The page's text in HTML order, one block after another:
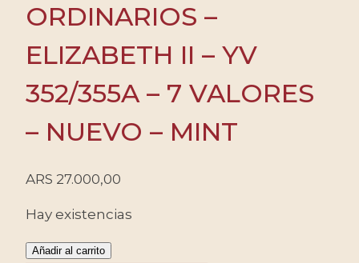
ORDINARIOS –
ELIZABETH II – YV
352/355A – 7 VALORES
– NUEVO – MINT
ARS 27.000,00
Hay existencias
NUEVA
Añadir al carrito